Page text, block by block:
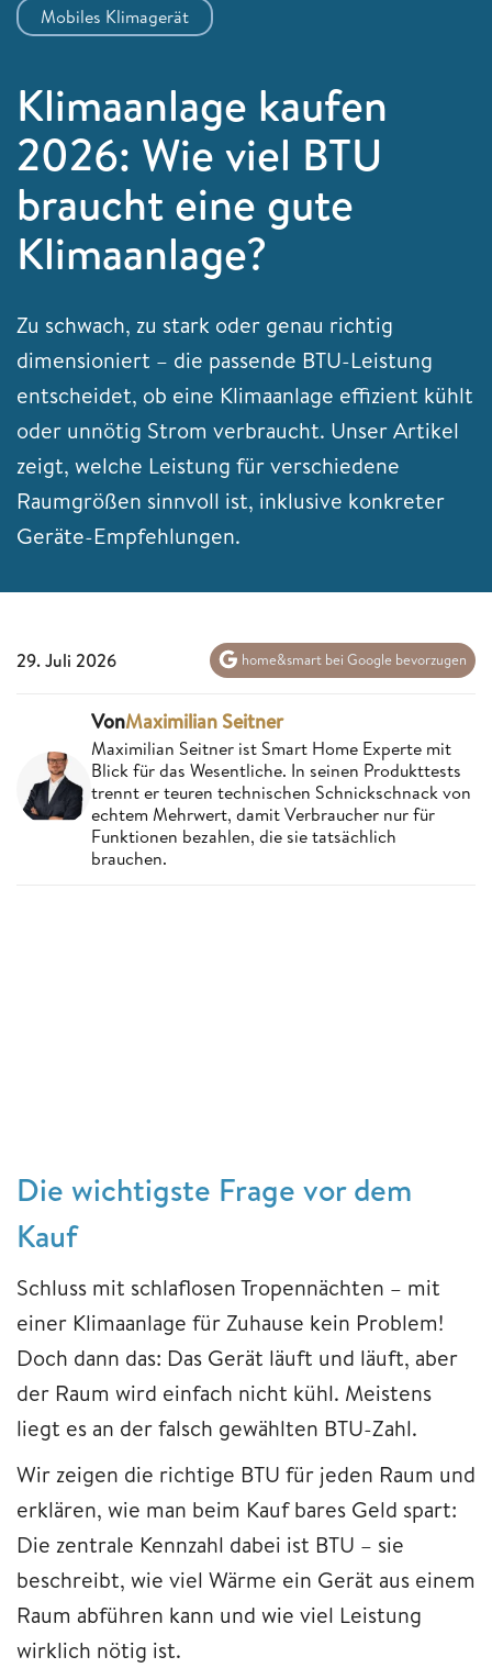
Mobiles Klimagerät
Klimaanlage kaufen
2026: Wie viel BTU
braucht eine gute
Klimaanlage?
Zu schwach, zu stark oder genau richtig
dimensioniert – die passende BTU-Leistung
entscheidet, ob eine Klimaanlage effizient kühlt
oder unnötig Strom verbraucht. Unser Artikel
zeigt, welche Leistung für verschiedene
Raumgrößen sinnvoll ist, inklusive konkreter
Geräte-Empfehlungen.
29. Juli 2026 home&smart bei Google bevorzugen
VonMaximilian Seitner
Maximilian Seitner ist Smart Home Experte mit
Blick für das Wesentliche. In seinen Produkttests
trennt er teuren technischen Schnickschnack von
echtem Mehrwert, damit Verbraucher nur für
Funktionen bezahlen, die sie tatsächlich
brauchen.
Die wichtigste Frage vor dem
Kauf
Schluss mit schlaflosen Tropennächten – mit
einer Klimaanlage für Zuhause kein Problem!
Doch dann das: Das Gerät läuft und läuft, aber
der Raum wird einfach nicht kühl. Meistens
liegt es an der falsch gewählten BTU-Zahl.
Wir zeigen die richtige BTU für jeden Raum und
erklären, wie man beim Kauf bares Geld spart:
Die zentrale Kennzahl dabei ist BTU – sie
beschreibt, wie viel Wärme ein Gerät aus einem
Raum abführen kann und wie viel Leistung
wirklich nötig ist.